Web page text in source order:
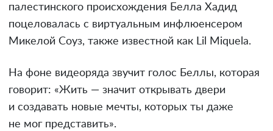
палестинского происхождения Белла Хадид
поцеловалась с виртуальным инфлюенсером
Микелой Соуз, также известной как Lil Miquela.
На фоне видеоряда звучит голос Беллы, которая
говорит: «Жить — значит открывать двери
и создавать новые мечты, которых ты даже
не мог представить».